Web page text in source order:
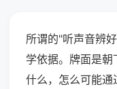
所谓的"听声音辨
学依据。牌面是
什么，怎么可能通